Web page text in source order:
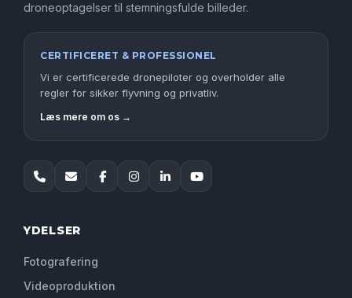
droneoptagelser til stemningsfulde billeder.
CERTIFICERET & PROFESSIONEL
Vi er certificerede dronepiloter og overholder alle
regler for sikker flyvning og privatliv.
Læs mere om os →
YDELSER
Fotografering
Videoproduktion